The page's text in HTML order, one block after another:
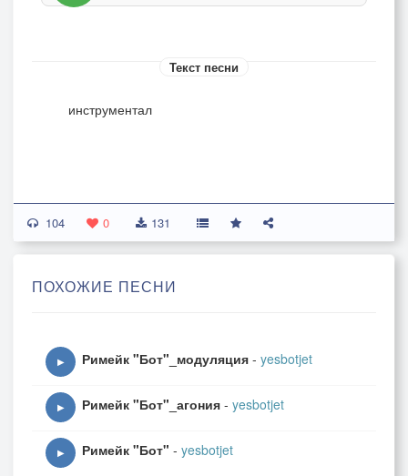
Текст песни
инструментал
104 0 131
ПОХОЖИЕ ПЕСНИ
▶ Римейк "Бот"_модуляция - yesbotjet
▶ Римейк "Бот"_агония - yesbotjet
▶ Римейк "Бот" - yesbotjet